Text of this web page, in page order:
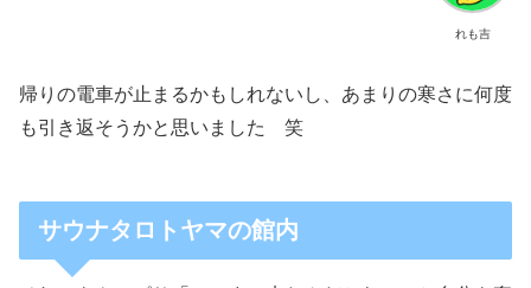
れも吉
帰りの電車が止まるかもしれないし、あまりの寒さに何度
も引き返そうかと思いました 笑
サウナタロトヤマの館内